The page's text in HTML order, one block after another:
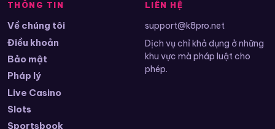
THÔNG TIN
Về chúng tôi
Điều khoản
Bảo mật
Pháp lý
Live Casino
Slots
Sportsbook
LIÊN HỆ
support@k8pro.net
Dịch vụ chỉ khả dụng ở những
khu vực mà pháp luật cho
phép.